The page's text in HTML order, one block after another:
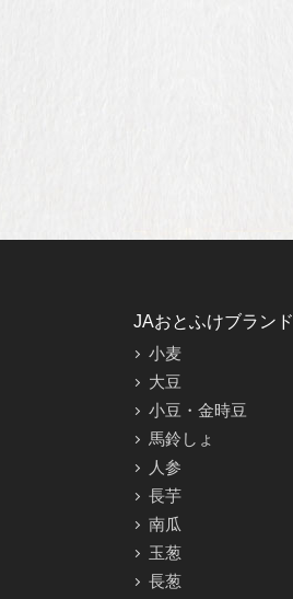
JAおとふけブランド
小麦
大豆
小豆・金時豆
馬鈴しょ
人参
長芋
南瓜
玉葱
長葱